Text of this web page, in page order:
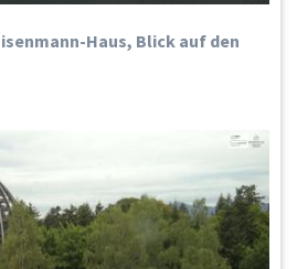
Haus, Blick auf den